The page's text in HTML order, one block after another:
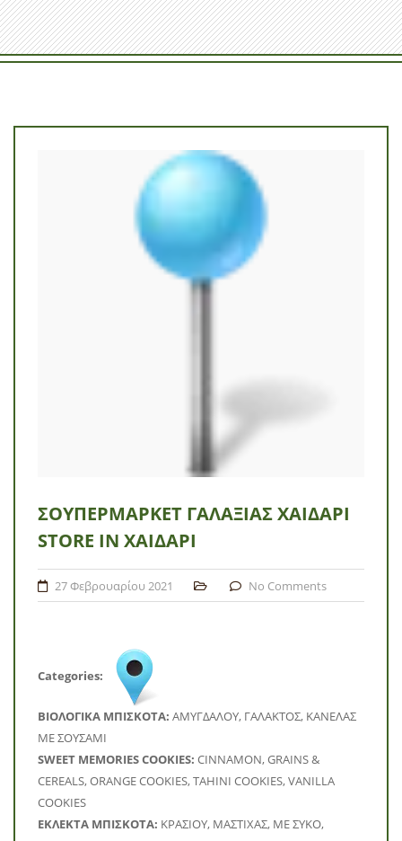
ΣΟΥΠΕΡΜΆΡΚΕΤ ΓΑΛΑΞΊΑΣ ΧΑΙΔΆΡΙ
STORE IN ΧΑΙΔΆΡΙ
27 Φεβρουαρίου 2021 No Comments
Categories:
BΙΟΛΟΓΙΚΑ ΜΠΙΣΚΟΤΑ: ΑΜΥΓΔΑΛΟΥ, ΓΑΛΑΚΤΟΣ, ΚΑΝΕΛΑΣ
ΜΕ ΣΟΥΣΑΜΙ
SWEET MEMORIES COOKIES: CINNAMON, GRAINS &
CEREALS, ORANGE COOKIES, TAHINI COOKIES, VANILLA
COOKIES
ΕΚΛΕΚΤΑ ΜΠΙΣΚΟΤΑ: ΚΡΑΣΙΟΥ, ΜΑΣΤΙΧΑΣ, ΜΕ ΣΥΚΟ,